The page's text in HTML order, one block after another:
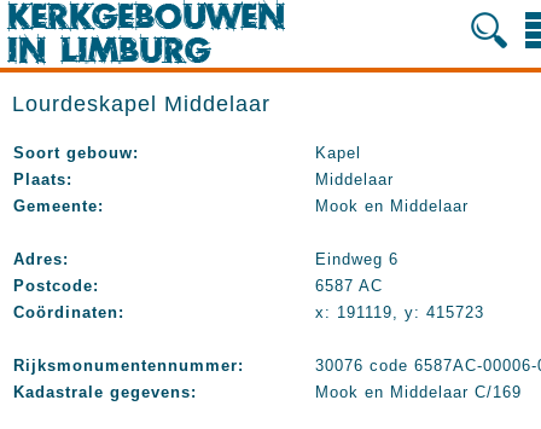
Lourdeskapel Middelaar
Soort gebouw:
Kapel
Plaats:
Middelaar
Gemeente:
Mook en Middelaar
Adres:
Eindweg 6
Postcode:
6587 AC
Coördinaten:
x: 191119, y: 415723
Rijksmonumentennummer:
30076 code 6587AC-00006-
Kadastrale gegevens:
Mook en Middelaar C/169